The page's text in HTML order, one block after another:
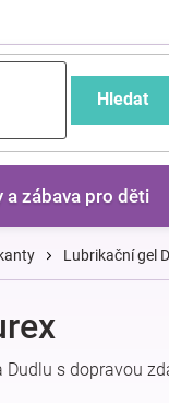
Hledat
a zábava pro děti
Lubrikační gel
Dudlu s dopravou